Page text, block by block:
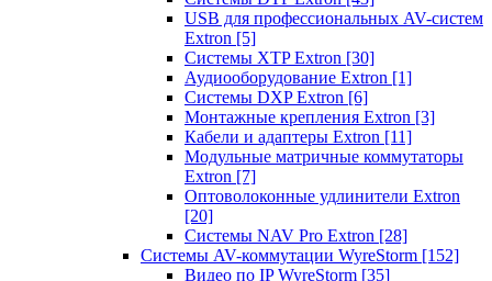
USB для профессиональных AV-систем
Extron [5]
Системы XTP Extron [30]
Аудиооборудование Extron [1]
Системы DXP Extron [6]
Монтажные крепления Extron [3]
Кабели и адаптеры Extron [11]
Модульные матричные коммутаторы
Extron [7]
Оптоволоконные удлинители Extron
[20]
Системы NAV Pro Extron [28]
Системы AV-коммутации WyreStorm [152]
Видео по IP WyreStorm [35]